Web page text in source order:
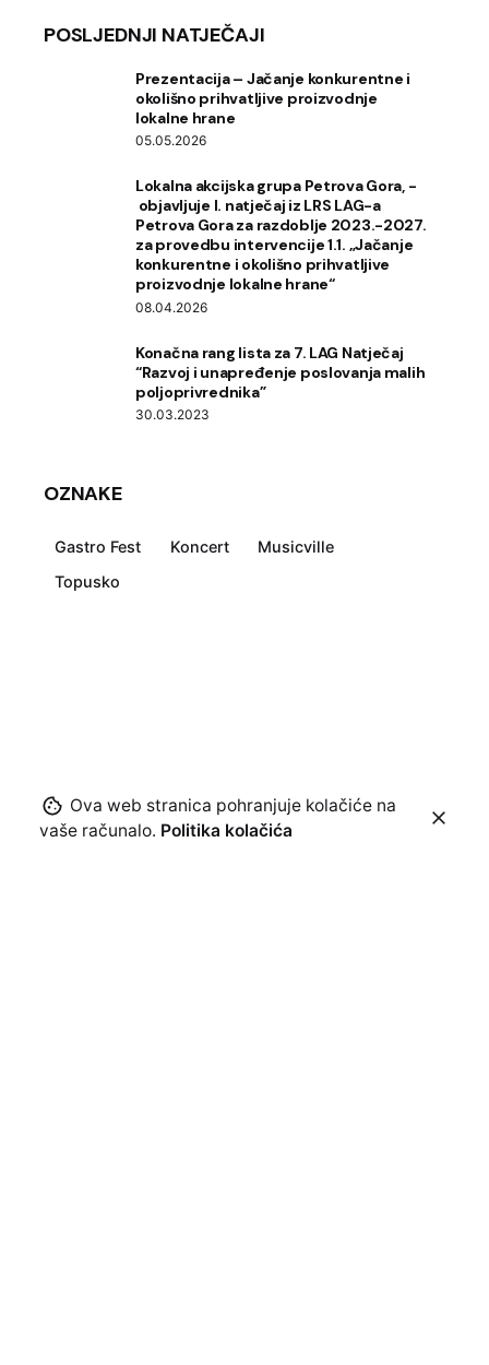
POSLJEDNJI NATJEČAJI
Prezentacija – Jačanje konkurentne i
okolišno prihvatljive proizvodnje
lokalne hrane
05.05.2026
Lokalna akcijska grupa Petrova Gora, ­
objavljuje l. natječaj iz LRS LAG-a
Petrova Gora za razdoblje 2023.-2027.
za provedbu intervencije 1.1. „Jačanje
konkurentne i okolišno prihvatljive
proizvodnje lokalne hrane“
08.04.2026
Konačna rang lista za 7. LAG Natječaj
“Razvoj i unapređenje poslovanja malih
poljoprivrednika”
30.03.2023
OZNAKE
Gastro Fest Koncert
Musicville
Topusko
Ova web stranica pohranjuje kolačiće na
vaše računalo. Politika kolačića